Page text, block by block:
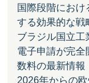
国際段階にお
する効果的な戦
ブラジル国立工
電子申請が完全
数料の最新情報
2026年からの